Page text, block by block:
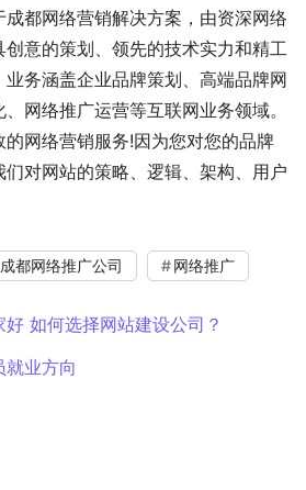
都网络营销解决方案，由资深网络
意的策划、领先的技术实力和精工
务涵盖企业品牌策划、高端品牌网
网络推广运营等互联网业务领域。
网络营销服务!因为您对您的品牌
对网站的策略、逻辑、架构、用户
成都网络推广公司 网络推广
好 如何选择网站建设公司？
就业方向